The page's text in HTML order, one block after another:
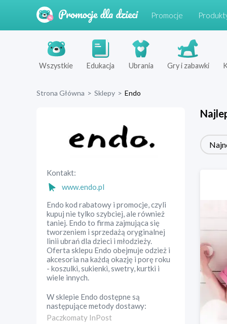
Promocje
Wszystkie Edukacja Ubrania Gry i zabawki
Strona Główna > Sklepy > Endo
Kontakt:
www.endo.pl
Endo kod rabatowy i promocje, czyli
kupuj nie tylko szybciej, ale również
taniej. Endo to firma zajmująca się
tworzeniem i sprzedażą oryginalnej
linii ubrań dla dzieci i młodzieży.
Oferta sklepu Endo obejmuje odzież i
akcesoria na każdą okazję i porę roku
- koszulki, sukienki, swetry, kurtki i
wiele innych.
W sklepie Endo dostępne są
następujące metody dostawy:
Paczkomaty InPost